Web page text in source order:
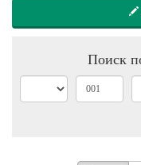
Поиск